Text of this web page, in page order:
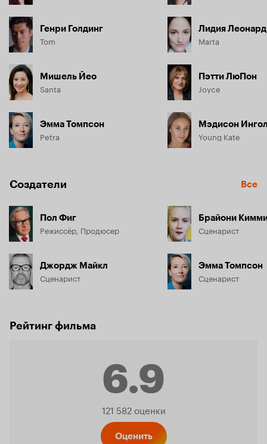
Генри Голдинг
Tom
Мишель Йео
Santa
Эмма Томпсон
Petra
Лидия Леонард
Marta
Пэтти ЛюПон
Joyce
Мэдисон
Young Kate
Создатели Все
Пол Фиг
Режиссёр, Продюсер
Джордж Майкл
Сценарист
Брайони
Сценарист
Эмма Томпсон
Сценарист
Рейтинг фильма
6.9
Рейтинг
121 582 оценки
Оценить